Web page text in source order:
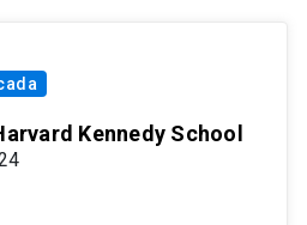
Kennedy School